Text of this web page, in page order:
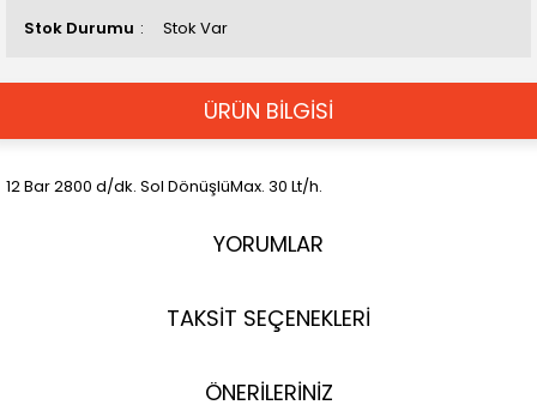
Stok Durumu Stok Var
ÜRÜN BİLGİSİ
12 Bar 2800 d/dk. Sol DönüşlüMax. 30 Lt/h.
YORUMLAR
TAKSİT SEÇENEKLERİ
ÖNERİLERİNİZ